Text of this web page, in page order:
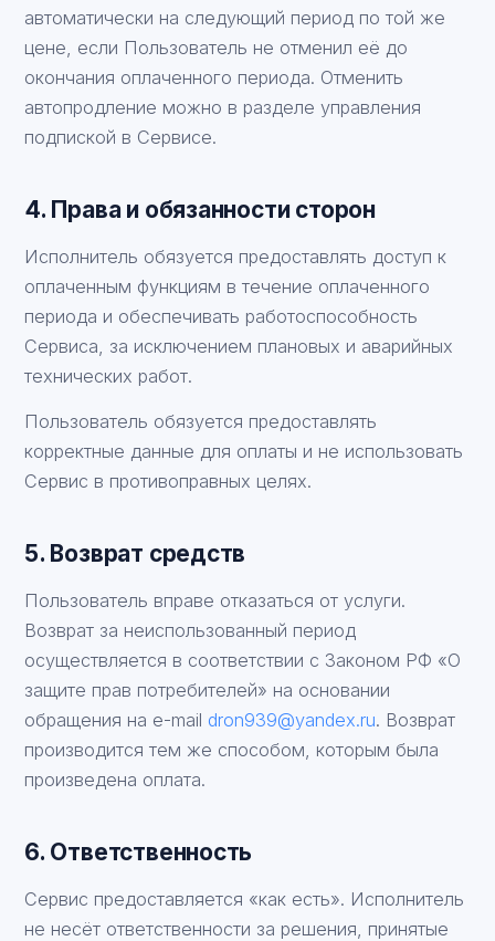
автоматически на следующий период по той же
цене, если Пользователь не отменил её до
окончания оплаченного периода. Отменить
автопродление можно в разделе управления
подпиской в Сервисе.
4. Права и обязанности сторон
Исполнитель обязуется предоставлять доступ к
оплаченным функциям в течение оплаченного
периода и обеспечивать работоспособность
Сервиса, за исключением плановых и аварийных
технических работ.
Пользователь обязуется предоставлять
корректные данные для оплаты и не использовать
Сервис в противоправных целях.
5. Возврат средств
Пользователь вправе отказаться от услуги.
Возврат за неиспользованный период
осуществляется в соответствии с Законом РФ «О
защите прав потребителей» на основании
обращения на e-mail dron939@yandex.ru. Возврат
производится тем же способом, которым была
произведена оплата.
6. Ответственность
Сервис предоставляется «как есть». Исполнитель
не несёт ответственности за решения, принятые